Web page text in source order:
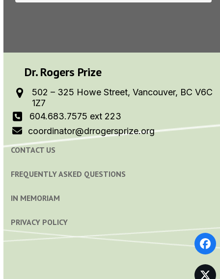
Dr. Rogers Prize
502 – 325 Howe Street, Vancouver, BC V6C
1Z7
604.683.7575 ext 223
coordinator@drrogersprize.org
CONTACT US
FREQUENTLY ASKED QUESTIONS
IN MEMORIAM
PRIVACY POLICY